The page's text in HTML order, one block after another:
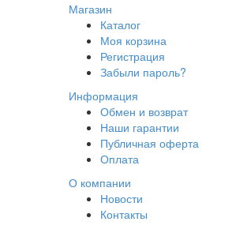
Магазин
Каталог
Моя корзина
Регистрация
Забыли пароль?
Информация
Обмен и возврат
Наши гарантии
Публичная оферта
Оплата
О компании
Новости
Контакты